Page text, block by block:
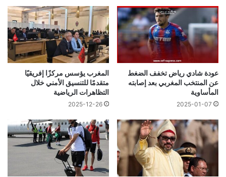
عودة شادي رياض تخفف الضغط
عن المنتخب المغربي بعد إصابته
المأساوية
2025-01-07
المغرب يؤسس مركزًا إفريقيًا
متقدمًا للتنسيق الأمني خلال
التظاهرات الرياضية
2025-12-26